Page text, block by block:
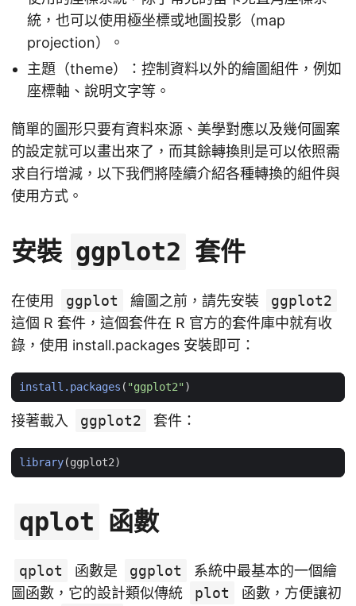
統，也可以使用極坐標或地圖投影（map
projection）。
主題（theme）：控制資料以外的繪圖組件，例如
座標軸、說明文字等。
簡單的圖形只要有資料來源、美學對應以及幾何圖案
的設定就可以畫出來了，而其餘轉換則是可以依照需
求自行增減，以下我們將陸續介紹各種轉換的組件與
使用方式。
安裝 ggplot2 套件
在使用 ggplot 繪圖之前，請先安裝
ggplot2
這個 R 套件，這個套件在 R 官方的套件庫中就有收
錄，使用 install.packages 安裝即可：
install.packages ( "ggplot2")
接著載入 ggplot2 套件：
library(ggplot2)
qplot 函數
qplot 函數是 ggplot
系統中最基本的一個繪
圖函數，它的設計類似傳統
plot
函數，方便讓初